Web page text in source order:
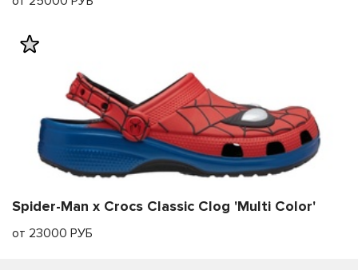
Spider-Man x Crocs Classic Clog 'Multi Color'
от 23000 РУБ